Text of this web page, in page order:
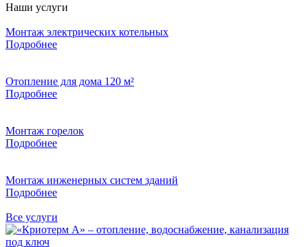
Наши услуги
Монтаж электрических котельных
Подробнее
Отопление для дома 120 м²
Подробнее
Монтаж горелок
Подробнее
Монтаж инженерных систем зданий
Подробнее
Все услуги